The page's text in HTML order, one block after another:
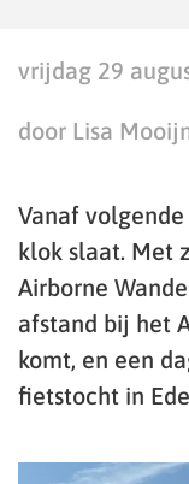
vrijdag 29
door Lisa
Vanaf
klok slaat. Met
Airborne
afstand bij het
komt, en een
fietstocht in